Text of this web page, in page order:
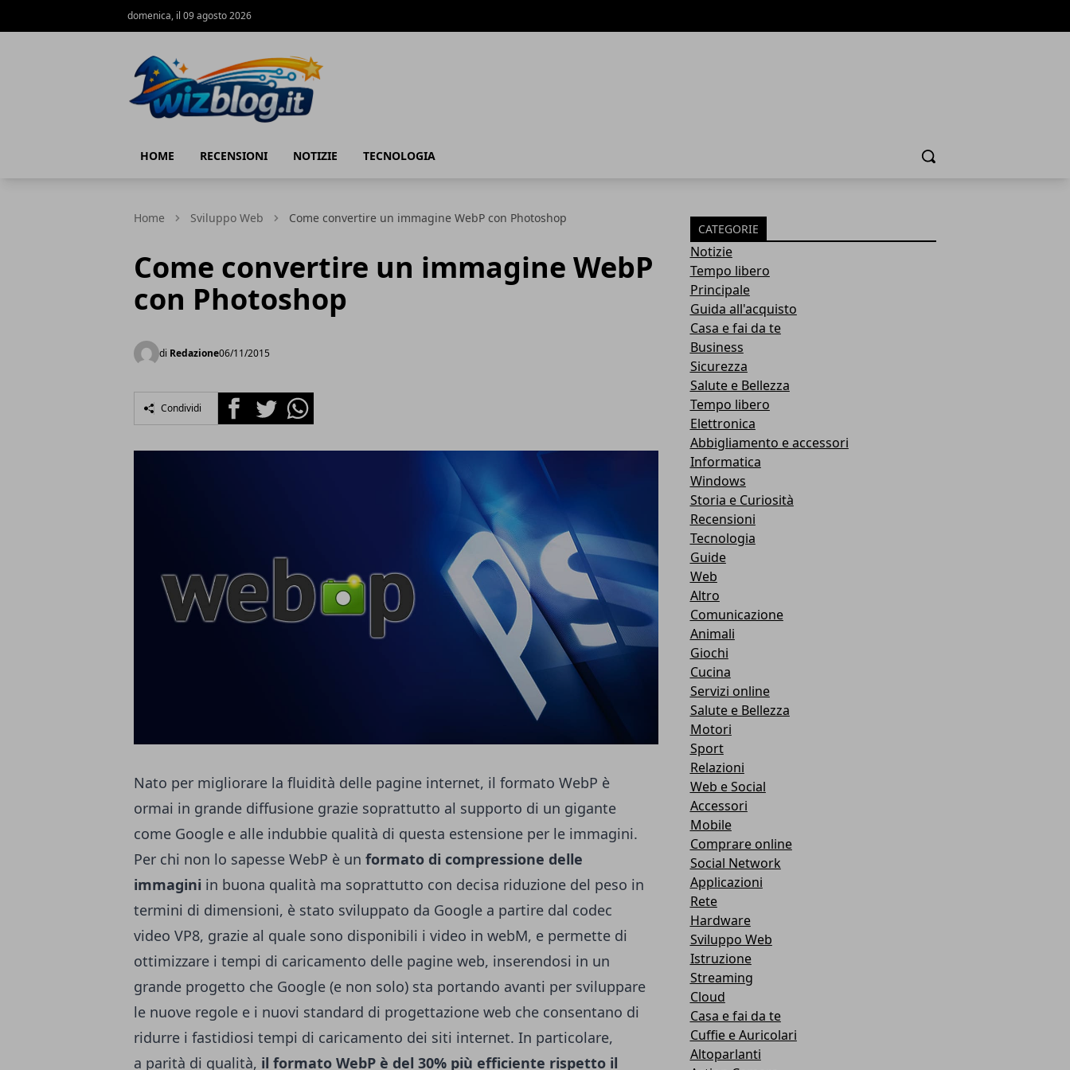
domenica, il 09 agosto 2026
HOME RECENSIONI NOTIZIE TECNOLOGIA Cerca
Home Sviluppo Web Come convertire un immagine WebP con Photoshop
Come convertire un immagine WebP
con Photoshop
di Redazione06/11/2015
Condividi FacebookTwitterWhatsapp
Nato per migliorare la fluidità delle pagine internet, il formato WebP è
ormai in grande diffusione grazie soprattutto al supporto di un gigante
come Google e alle indubbie qualità di questa estensione per le immagini.
Per chi non lo sapesse WebP è un formato di compressione delle
immagini in buona qualità ma soprattutto con decisa riduzione del peso in
termini di dimensioni, è stato sviluppato da Google a partire dal codec
video VP8, grazie al quale sono disponibili i video in webM, e permette di
ottimizzare i tempi di caricamento delle pagine web, inserendosi in un
grande progetto che Google (e non solo) sta portando avanti per sviluppare
le nuove regole e i nuovi standard di progettazione web che consentano di
ridurre i fastidiosi tempi di caricamento dei siti internet. In particolare,
a parità di qualità, il formato WebP è del 30% più efficiente rispetto il
CATEGORIE
Notizie
Tempo libero
Principale
Guida all'acquisto
Casa e fai da te
Business
Sicurezza
Salute e Bellezza
Tempo libero
Elettronica
Abbigliamento e accessori
Informatica
Windows
Storia e Curiosità
Recensioni
Tecnologia
Guide
Web
Altro
Comunicazione
Animali
Giochi
Cucina
Servizi online
Salute e Bellezza
Motori
Sport
Relazioni
Web e Social
Accessori
Mobile
Comprare online
Social Network
Applicazioni
Rete
Hardware
Sviluppo Web
Istruzione
Streaming
Cloud
Casa e fai da te
Cuffie e Auricolari
Altoparlanti